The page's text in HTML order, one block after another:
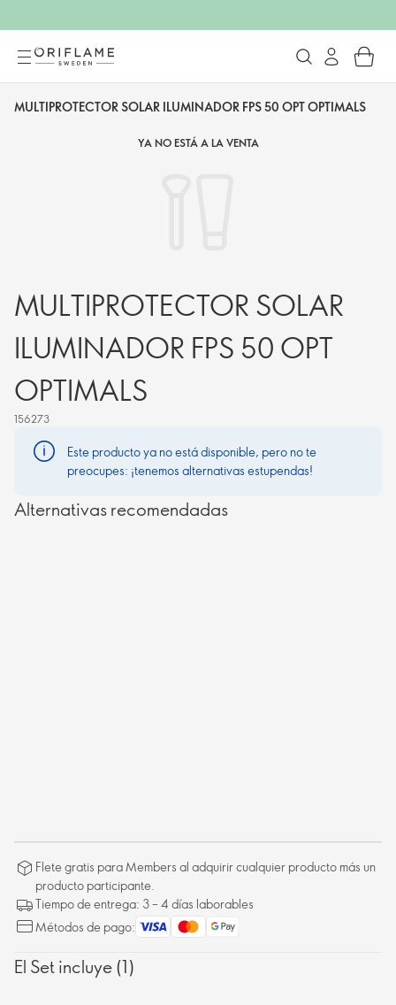
MULTIPROTECTOR SOLAR ILUMINADOR FPS 50 OPT OPTIMALS
YA NO ESTÁ A LA VENTA
MULTIPROTECTOR SOLAR
ILUMINADOR FPS 50 OPT
OPTIMALS
156273
Este producto ya no está disponible, pero no te
preocupes: ¡tenemos alternativas estupendas!
Alternativas recomendadas
Flete gratis para Members al adquirir cualquier producto más un
producto participante.
Tiempo de entrega: 3 – 4 días laborables
Métodos de pago:
El Set incluye (1)